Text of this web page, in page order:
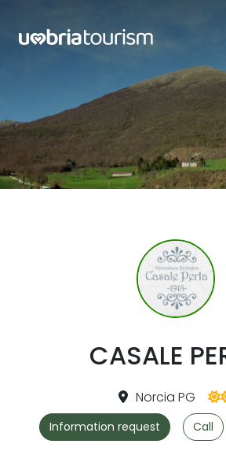
CASALE
Norcia PG
Information request Call